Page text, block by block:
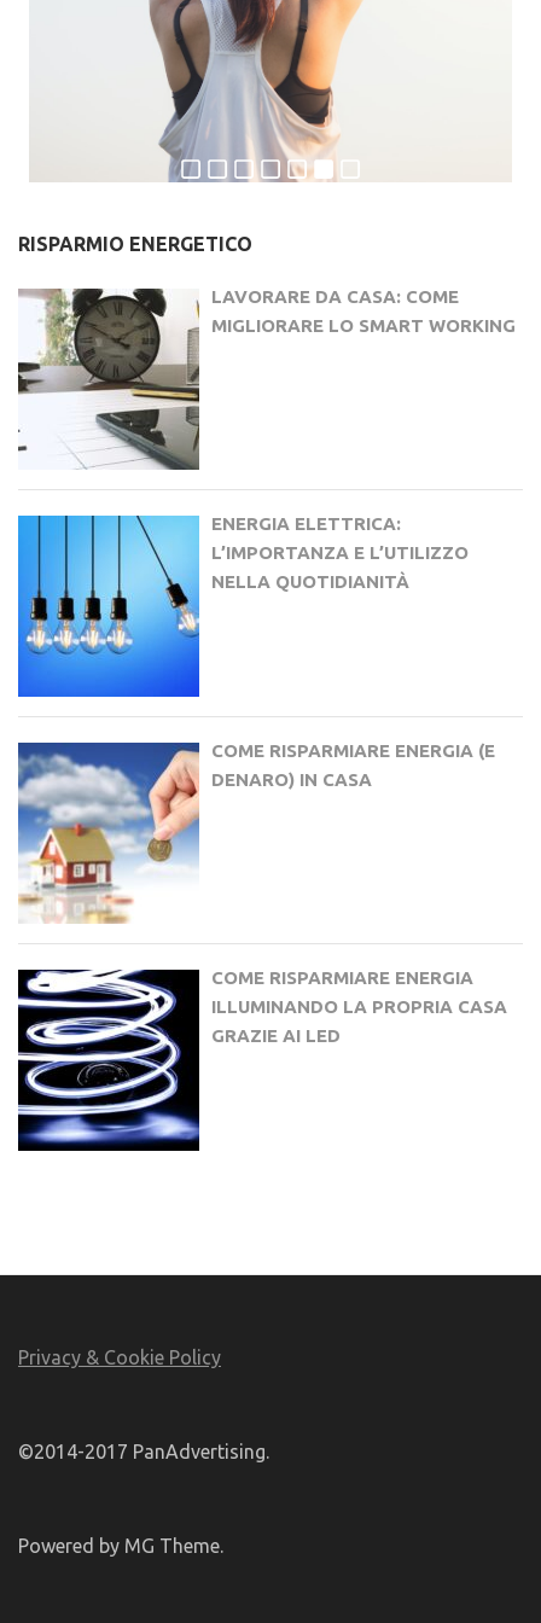
RISPARMIO ENERGETICO
LAVORARE DA CASA: COME
MIGLIORARE LO SMART WORKING
ENERGIA ELETTRICA:
L’IMPORTANZA E L’UTILIZZO
NELLA QUOTIDIANITÀ
COME RISPARMIARE ENERGIA (E
DENARO) IN CASA
COME RISPARMIARE ENERGIA
ILLUMINANDO LA PROPRIA CASA
GRAZIE AI LED
Privacy & Cookie Policy
©2014-2017 PanAdvertising.
Powered by MG Theme.